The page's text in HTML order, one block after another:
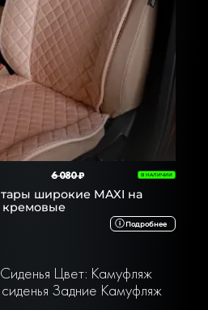
6 080 ₽ В НАЛИЧИИ
широкие MAXI на
кремовые
Подробнее